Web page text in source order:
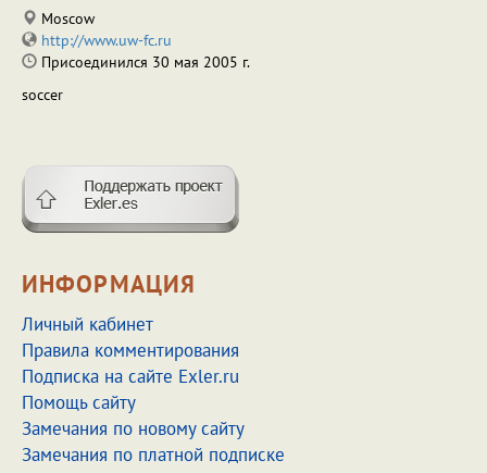
Moscow
http://www.uw-fc.ru
Присоединился 30 мая 2005 г.
soccer
ИНФОРМАЦИЯ
Личный кабинет
Правила комментирования
Подписка на сайте Exler.ru
Помощь сайту
Замечания по новому сайту
Замечания по платной подписке